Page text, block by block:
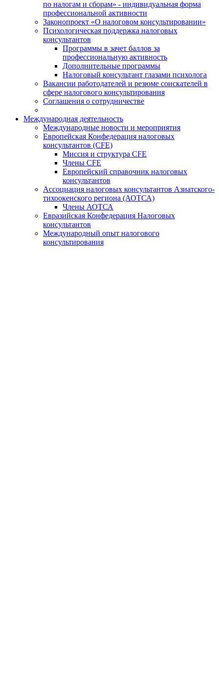
по налогам и сборам» - индивидуальная форма
профессиональной активности
Законопроект «О налоговом консультировании»
Психологическая поддержка налоговых
консультантов
Программы в зачет баллов за
профессиональную активность
Дополнительные программы
Налоговый консультант глазами психолога
Вакансии работодателей и резюме соискателей в
сфере налогового консультирования
Соглашения о сотрудничестве
Международная деятельность
Международные новости и мероприятия
Европейская Конфедерация налоговых
консультантов (CFE)
Миссия и структура CFE
Члены CFE
Европейский справочник налоговых
консультантов
Ассоциация налоговых консультантов Азиатского-
тихоокенского региона (АОТСА)
Члены АОТСА
Евразийская Конфедерация Налоговых
консультантов
Международный опыт налогового
консультирования